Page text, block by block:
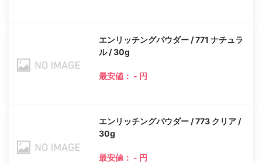
エンリッチングパウダー / 771 ナチュラ
ル / 30g
最安値： - 円
エンリッチングパウダー / 773 クリア /
30g
最安値： - 円